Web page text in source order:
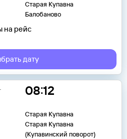
Старая Купавна
Балобаново
на рейс
дату
08:12
Старая Купавна
Старая Купавна
(Купавинский поворот)